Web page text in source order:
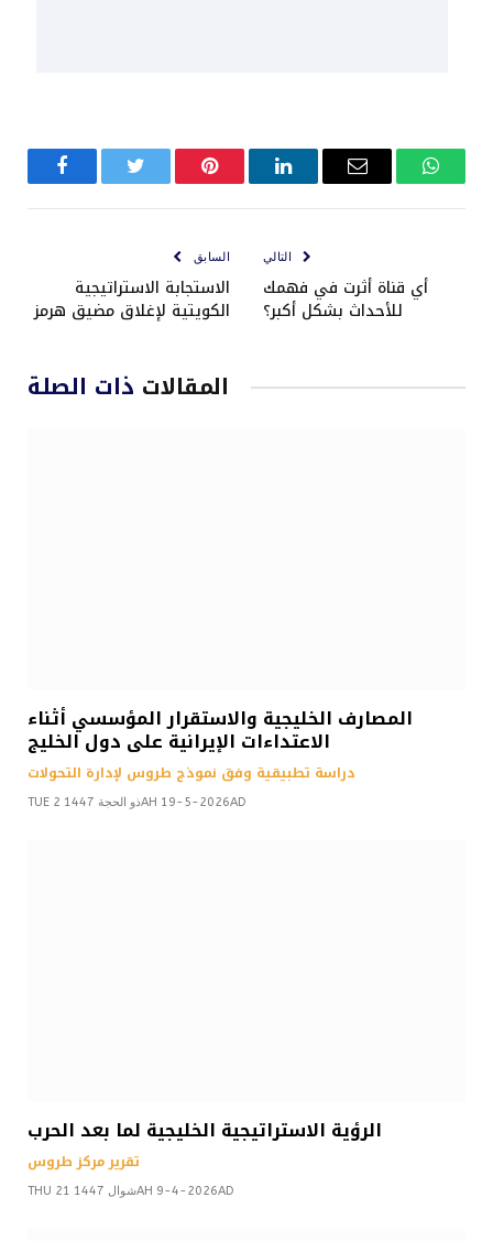
فيسبوك تويتر بينتيريستلينكدإن
البريد
واتساب
السابق
الاستجابة الاستراتيجية
الكويتية لإغلاق مضيق هرمز
أي قناة أثرت في فهمك
للأحداث بشكل أكبر؟
المقالات ذات الصلة
المصارف الخليجية والاستقرار المؤسسي أثناء
الاعتداءات الإيرانية على دول الخليج
دراسة تطبيقية وفق نموذج طروس لإدارة التحولات
TUE 2 ذو الحجة 1447AH 19-5-2026AD
الرؤية الاستراتيجية الخليجية لما بعد الحرب
تقرير مركز طروس
THU 21 شوال 1447AH 9-4-2026AD